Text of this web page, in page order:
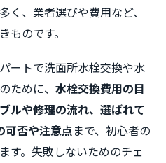
く、業者選びや費用など、
ものです。
ートで洗面所水栓交換や水
ために、 水栓交換費用の目
ルや修理の流れ、選ばれて
可否や注意点まで、初心者の
す。失敗しないためのチェ